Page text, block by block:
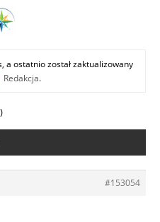
a ostatnio został zaktualizowany
Redakcja.
#153054